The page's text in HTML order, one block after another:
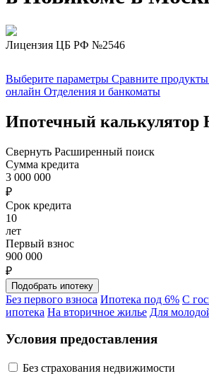
Лицензия ЦБ РФ №2546
Выберите параметры Сравните продукты
онлайн Отделения и банкоматы
Ипотечный калькулятор
Свернуть Расширенный поиск
Сумма кредита
3 000 000
₽
Срок кредита
10
лет
Первый взнос
900 000
₽
Без первого взноса Ипотека под 6% С
ипотека На вторичное жилье Для
Условия предоставления
Без страхования недвижимости